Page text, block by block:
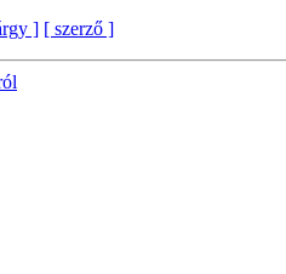
] [ szerző ]